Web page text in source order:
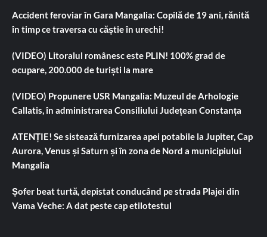
Accident feroviar în Gara Mangalia: Copilă de 19 ani, rănită
în timp ce traversa cu căștie în urechi!
(VIDEO) Litoralul românesc este PLIN! 100% grad de
ocupare, 200.000 de turiști la mare
(VIDEO) Propunere USR Mangalia: Muzeul de Arhologie
Callatis, în administrarea Consiliului Județean Constanța
ATENȚIE! Se sistează furnizarea apei potabile la Jupiter, Cap
Aurora, Venus și Saturn și în zona de Nord a municipiului
Mangalia
Șofer beat turtă, depistat conducând pe strada Plajei din
Vama Veche: A dat peste cap etilotestul